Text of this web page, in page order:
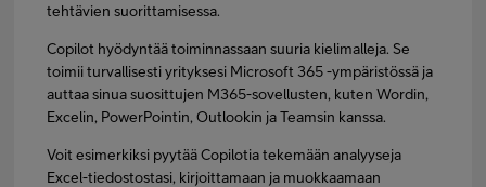
tehtävien suorittamisessa.
Copilot hyödyntää toiminnassaan suuria kielimalleja. Se
toimii turvallisesti yrityksesi Microsoft 365 -ympäristössä ja
auttaa sinua suosittujen M365-sovellusten, kuten Wordin,
Excelin, PowerPointin, Outlookin ja Teamsin kanssa.
Voit esimerkiksi pyytää Copilotia tekemään analyyseja
Excel-tiedostostasi, kirjoittamaan ja muokkaamaan